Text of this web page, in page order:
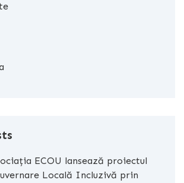
ECOU lansează proiectul
Locală Incluzivă prin